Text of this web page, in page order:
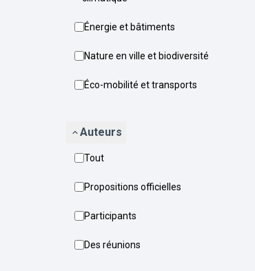
Énergie et bâtiments
Nature en ville et biodiversité
Éco-mobilité et transports
Auteurs
Tout
Propositions officielles
Participants
Des réunions